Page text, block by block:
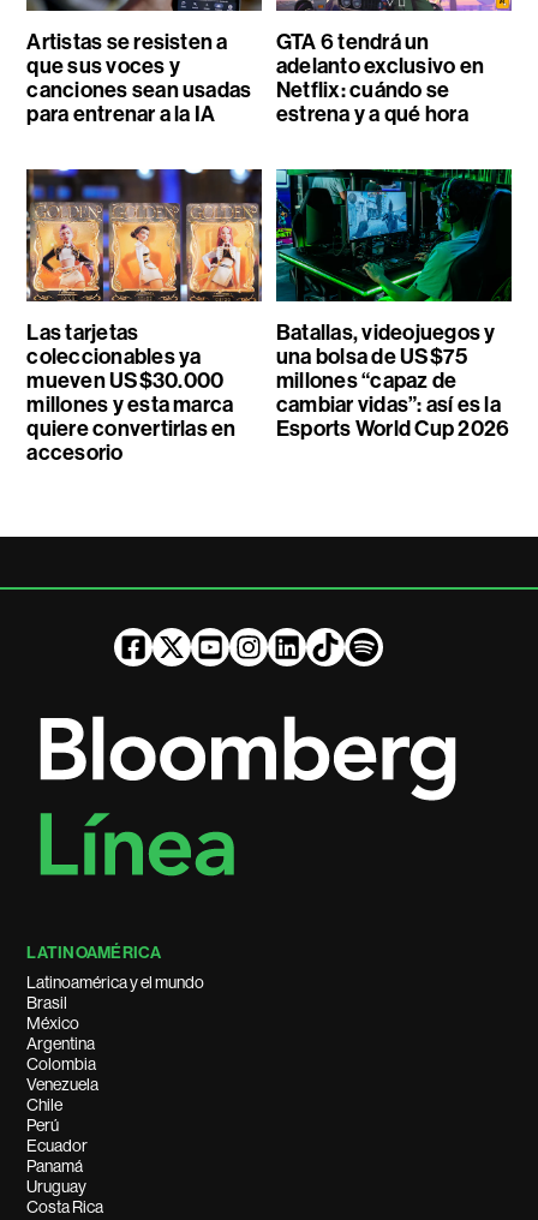
Artistas se resisten a
que sus voces y
canciones sean usadas
para entrenar a la IA
GTA 6 tendrá un
adelanto exclusivo en
Netflix: cuándo se
estrena y a qué hora
Las tarjetas
coleccionables ya
mueven US$30.000
millones y esta marca
quiere convertirlas en
accesorio
Batallas, videojuegos y
una bolsa de US$75
millones “capaz de
cambiar vidas”: así es la
Esports World Cup 2026
LATINOAMÉRICA
Latinoamérica y el mundo
Brasil
México
Argentina
Colombia
Venezuela
Chile
Perú
Ecuador
Panamá
Uruguay
Costa Rica